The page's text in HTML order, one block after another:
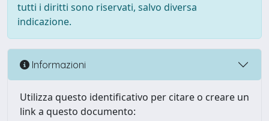
tutti i diritti sono riservati, salvo diversa
indicazione.
Informazioni
Utilizza questo identificativo per citare o creare un
link a questo documento: